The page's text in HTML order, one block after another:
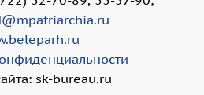
sk-bureau.ru